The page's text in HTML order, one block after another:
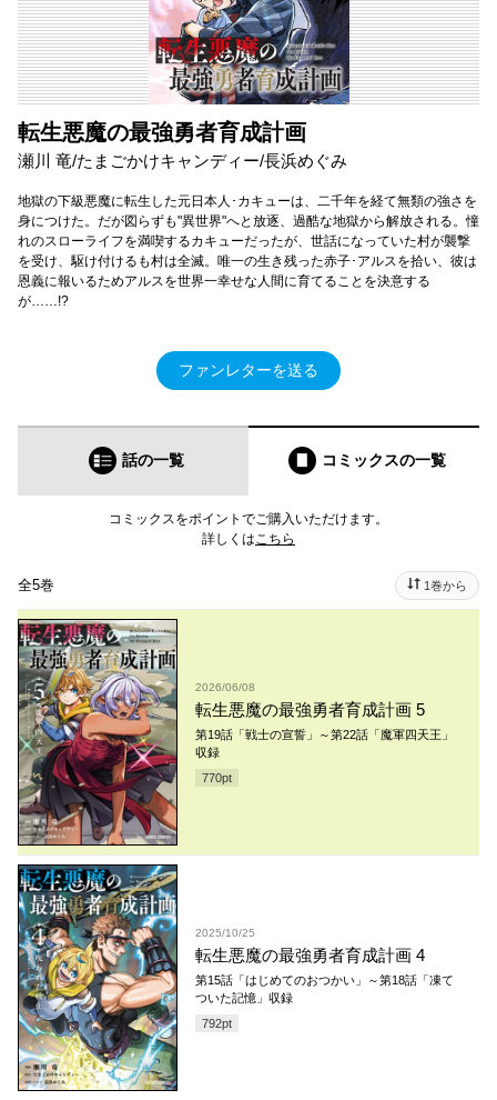
転生悪魔の最強勇者育成計画
瀬川 竜/たまごかけキャンディー/長浜めぐみ
地獄の下級悪魔に転生した元日本人･カキューは、二千年を経て無類の強さを
身につけた。だが図らずも"異世界"へと放逐、過酷な地獄から解放される。憧
れのスローライフを満喫するカキューだったが、世話になっていた村が襲撃
を受け、駆け付けるも村は全滅。唯一の生き残った赤子･アルスを拾い、彼は
恩義に報いるためアルスを世界一幸せな人間に育てることを決意する
が……!?
ファンレターを送る
話の一覧 コミックスの一覧
コミックスをポイントでご購入いただけます。
詳しくはこちら
全5巻 1巻から
2026/06/08
転生悪魔の最強勇者育成計画 5
第19話「戦士の宣誓」～第22話「魔軍四天王」
収録
770pt
2025/10/25
転生悪魔の最強勇者育成計画 4
第15話「はじめてのおつかい」～第18話「凍て
ついた記憶」収録
792pt